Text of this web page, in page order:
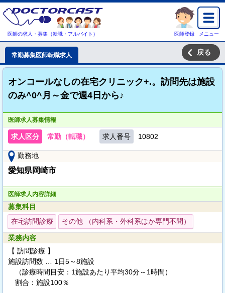
医師の求人・募集（転職・アルバイト） 医師登録 メニュー
常勤募集医師転職求人 戻る
オンコールなしの在宅クリニック+.。訪問先は施設
のみ^0^月～金で週4日から♪
医師求人募集情報
求人区分 常勤（転職） 求人番号 10802
勤務地
愛知県岡崎市
医師求人内容詳細
募集科目
在宅訪問診療
その他 （内科系・外科系ほか専門不問）
業務内容
【 訪問診療 】
施設訪問数 … 1日5～8施設
（診療時間目安：1施設あたり平均30分～1時間）
割合：施設100％